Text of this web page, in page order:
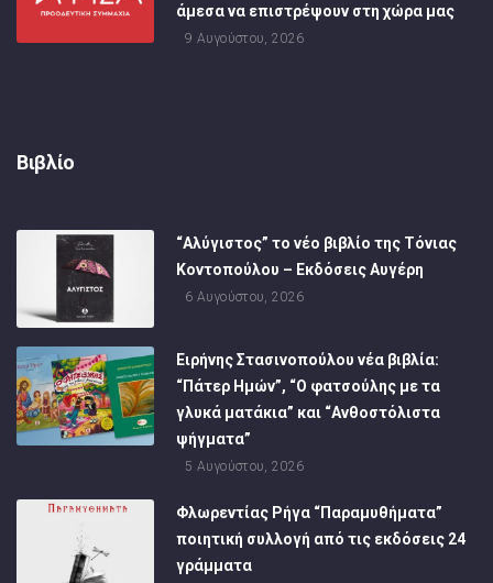
άμεσα να επιστρέψουν στη χώρα μας
9 Αυγούστου, 2026
Βιβλίο
“Αλύγιστος” το νέο βιβλίο της Τόνιας
Κοντοπούλου – Εκδόσεις Αυγέρη
6 Αυγούστου, 2026
Ειρήνης Στασινοπούλου νέα βιβλία:
“Πάτερ Ημών”, “Ο φατσούλης με τα
γλυκά ματάκια” και “Ανθοστόλιστα
ψήγματα”
5 Αυγούστου, 2026
Φλωρεντίας Ρήγα “Παραμυθήματα”
ποιητική συλλογή από τις εκδόσεις 24
γράμματα